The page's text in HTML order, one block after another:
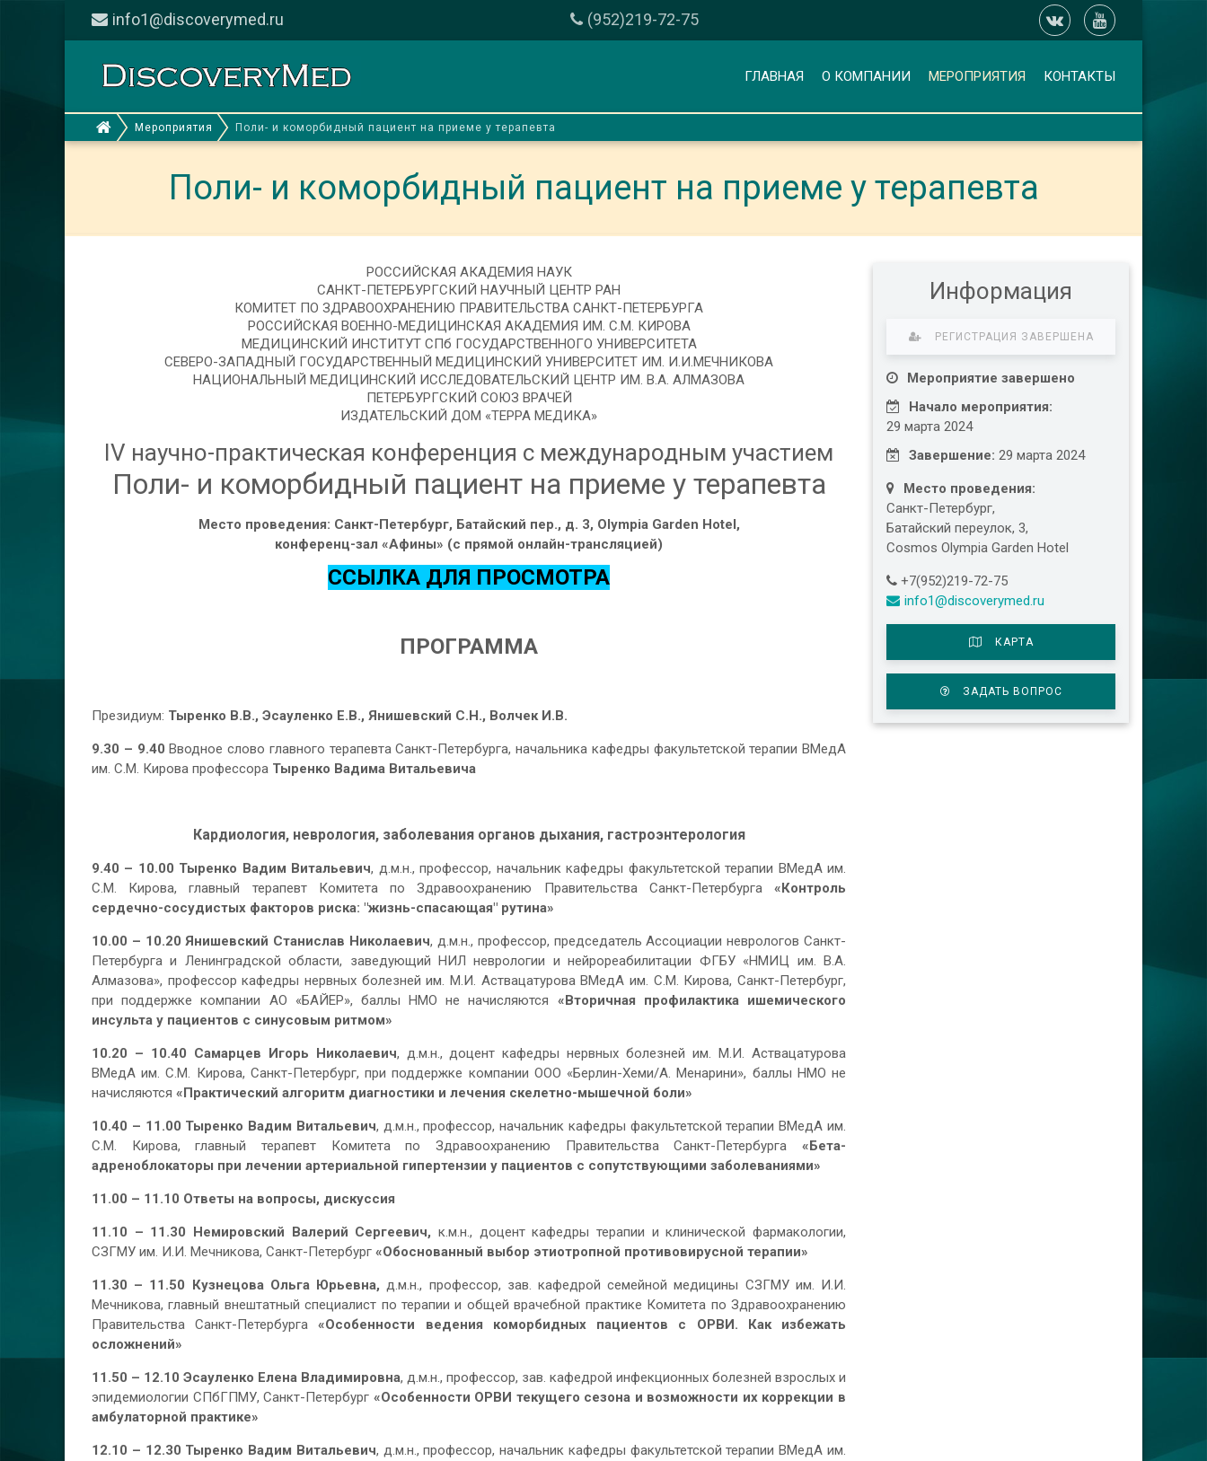
info1@discoverymed.ru (952)219-72-75
ГЛАВНАЯ О КОМПАНИИ МЕРОПРИЯТИЯ КОНТАКТЫ
Мероприятия Поли- и коморбидный пациент на приеме у терапевта
Поли- и коморбидный пациент на приеме у терапевта
РОССИЙСКАЯ АКАДЕМИЯ НАУК
САНКТ-ПЕТЕРБУРГСКИЙ НАУЧНЫЙ ЦЕНТР РАН
КОМИТЕТ ПО ЗДРАВООХРАНЕНИЮ ПРАВИТЕЛЬСТВА САНКТ-ПЕТЕРБУРГА
РОССИЙСКАЯ ВОЕННО-МЕДИЦИНСКАЯ АКАДЕМИЯ ИМ. С.М. КИРОВА
МЕДИЦИНСКИЙ ИНСТИТУТ СПб ГОСУДАРСТВЕННОГО УНИВЕРСИТЕТА
СЕВЕРО-ЗАПАДНЫЙ ГОСУДАРСТВЕННЫЙ МЕДИЦИНСКИЙ УНИВЕРСИТЕТ ИМ. И.И.МЕЧНИКОВА
НАЦИОНАЛЬНЫЙ МЕДИЦИНСКИЙ ИССЛЕДОВАТЕЛЬСКИЙ ЦЕНТР ИМ. В.А. АЛМАЗОВА
ПЕТЕРБУРГСКИЙ СОЮЗ ВРАЧЕЙ
ИЗДАТЕЛЬСКИЙ ДОМ «ТЕРРА МЕДИКА»
IV научно-практическая конференция с международным участием
Поли- и коморбидный пациент на приеме у терапевта
Место проведения: Санкт-Петербург, Батайский пер., д. 3, Olympia Garden Hotel,
конференц-зал «Афины» (с прямой онлайн-трансляцией)
ССЫЛКА ДЛЯ ПРОСМОТРА
ПРОГРАММА
Президиум: Тыренко В.В., Эсауленко Е.В., Янишевский С.Н., Волчек И.В.
9.30 – 9.40Вводное слово главного терапевта Санкт-Петербурга, начальника кафедры факультетской терапии ВМедА
им. С.М. Кирова профессора Тыренко Вадима Витальевича
Кардиология, неврология, заболевания органов дыхания, гастроэнтерология
9.40 – 10.00 Тыренко Вадим Витальевич, д.м.н., профессор, начальник кафедры факультетской терапии ВМедА им.
С.М. Кирова, главный терапевт Комитета по Здравоохранению Правительства Санкт-Петербурга «Контроль
сердечно-сосудистых факторов риска: "жизнь-спасающая" рутина»
10.00 – 10.20Янишевский Станислав Николаевич, д.м.н., профессор, председатель Ассоциации неврологов Санкт-
Петербурга и Ленинградской области, заведующий НИЛ неврологии и нейрореабилитации ФГБУ «НМИЦ им. В.А.
Алмазова», профессор кафедры нервных болезней им. М.И. Аствацатурова ВМедА им. С.М. Кирова, Санкт-Петербург,
при поддержке компании АО «БАЙЕР», баллы НМО не начисляются «Вторичная профилактика ишемического
инсульта у пациентов с синусовым ритмом»
10.20 – 10.40 Самарцев Игорь Николаевич, д.м.н., доцент кафедры нервных болезней им. М.И. Аствацатурова
ВМедА им. С.М. Кирова, Санкт-Петербург, при поддержке компании ООО «Берлин-Хеми/А. Менарини», баллы НМО не
начисляются «Практический алгоритм диагностики и лечения скелетно-мышечной боли»
10.40 – 11.00 Тыренко Вадим Витальевич, д.м.н., профессор, начальник кафедры факультетской терапии ВМедА им.
С.М. Кирова, главный терапевт Комитета по Здравоохранению Правительства Санкт-Петербурга «Бета-
адреноблокаторы при лечении артериальной гипертензии у пациентов с сопутствующими заболеваниями»
11.00 – 11.10 Ответы на вопросы, дискуссия
11.10 – 11.30 Немировский Валерий Сергеевич, к.м.н., доцент кафедры терапии и клинической фармакологии,
СЗГМУ им. И.И. Мечникова, Санкт-Петербург «Обоснованный выбор этиотропной противовирусной терапии»
11.30 – 11.50 Кузнецова Ольга Юрьевна,д.м.н., профессор, зав. кафедрой семейной медицины СЗГМУ им. И.И.
Мечникова, главный внештатный специалист по терапии и общей врачебной практике Комитета по Здравоохранению
Правительства Санкт-Петербурга«Особенности ведения коморбидных пациентов с ОРВИ. Как избежать
осложнений»
11.50 – 12.10 Эсауленко Елена Владимировна, д.м.н., профессор, зав. кафедрой инфекционных болезней взрослых и
эпидемиологии СПбГПМУ, Санкт-Петербург «Особенности ОРВИ текущего сезона и возможности их коррекции в
амбулаторной практике»
12.10 – 12.30 Тыренко Вадим Витальевич, д.м.н., профессор, начальник кафедры факультетской терапии ВМедА им.
Информация
РЕГИСТРАЦИЯ ЗАВЕРШЕНА
Мероприятие завершено
Начало мероприятия:
29 марта 2024
Завершение: 29 марта 2024
Место проведения:
Санкт-Петербург,
Батайский переулок, 3,
Cosmos Olympia Garden Hotel
+7(952)219-72-75
info1@discoverymed.ru
КАРТА
ЗАДАТЬ ВОПРОС